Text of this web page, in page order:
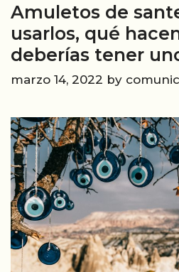
para
mantener
el
romance
Amuletos de
usarlos, qué
deberías tener
marzo 14, 2022 by